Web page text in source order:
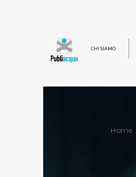
CHI SIAMO
Home